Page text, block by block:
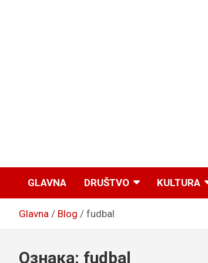
GLAVNA DRUŠTVO KULTURA
Glavna Blog fudbal
Ознака: fudbal